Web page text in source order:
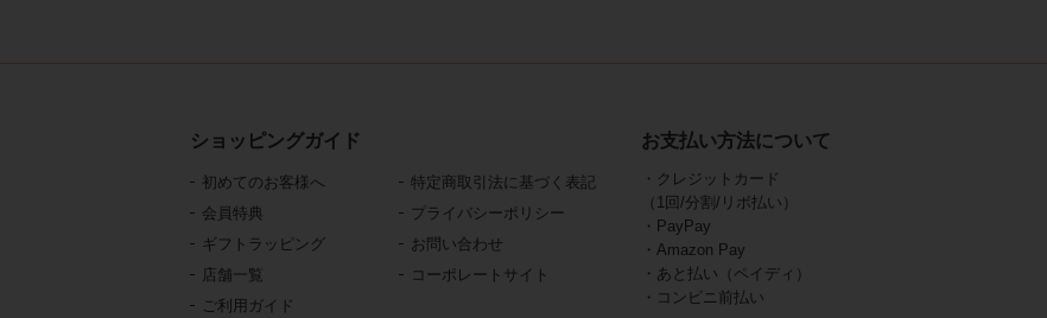
ショッピングガイド
初めてのお客様へ
会員特典
ギフトラッピング
店舗一覧
ご利用ガイド
特定商取引法に基づく表記
プライバシーポリシー
お問い合わせ
コーポレートサイト
お支払い方法について
・クレジットカード
（1回/分割/リボ払い）
・PayPay
・Amazon Pay
・あと払い（ペイディ）
・コンビニ前払い